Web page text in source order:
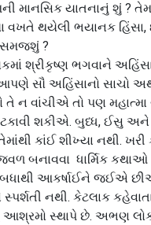
માનસિક યાતનાનું શું ?
વખતે થયેલી ભયાનક
સમજશું ?
શ્રીકૃષ્ણ ભગવાને
સૌ અહિંસાનો સાચો
વાંચીએ તો પણ
શકીએ. બુધ્ધ, ઈસુ અને
કાંઈ શીખ્યા નથી.
બનાવવા ધાર્મિક
બધાથી આકર્ષાઈને જઈએ
નથી. કેટલાક
સ્થાપે છે. અભણ